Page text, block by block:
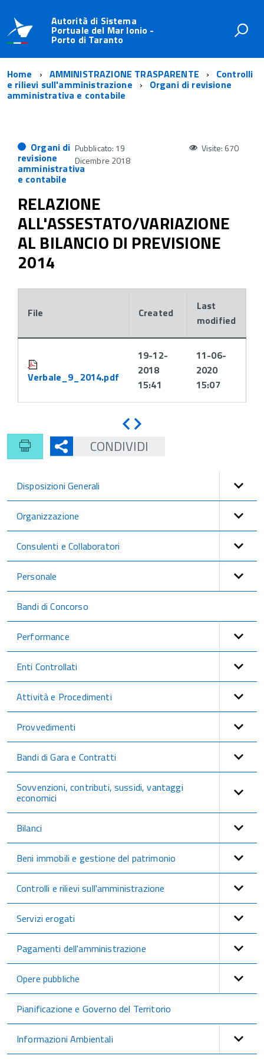
Autorità di Sistema
Portuale del Mar Ionio -
Porto di Taranto
Home AMMINISTRAZIONE TRASPARENTE Controlli
e rilievi sull'amministrazione Organi di revisione
amministrativa e contabile
Organi di
revisione
amministrativa
e contabile
Pubblicato: 19
Dicembre 2018
Visite: 670
RELAZIONE
ALL'ASSESTATO/VARIAZIONE
AL BILANCIO DI PREVISIONE
2014
File Created
Last
modified
Verbale_9_2014.pdf
19-12-
2018
15:41
11-06-
2020
15:07
Indietro
CONDIVIDI
Disposizioni Generali
Organizzazione
Consulenti e Collaboratori
Personale
Bandi di Concorso
Performance
Enti Controllati
Attività e Procedimenti
Provvedimenti
Bandi di Gara e Contratti
Sovvenzioni, contributi, sussidi, vantaggi
economici
Bilanci
Beni immobili e gestione del patrimonio
Controlli e rilievi sull'amministrazione
Servizi erogati
Pagamenti dell'amministrazione
Opere pubbliche
Pianificazione e Governo del Territorio
Informazioni Ambientali